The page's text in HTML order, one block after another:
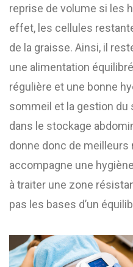
reprise de volume si les
effet, les cellules
de la graisse. Ainsi, il
une alimentation
régulière et une bonne
sommeil et la gestion
dans le stockage
donne donc de meilleurs
accompagne une
à traiter une zone
pas les bases d’un